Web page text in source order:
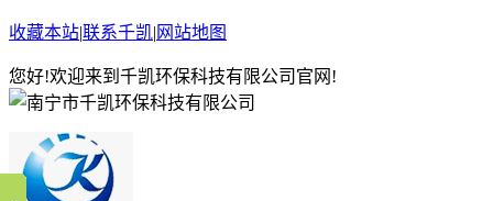
收藏本站|联系千凯| 网站地图
您好!欢迎来到千凯环保科技有限公司官网!